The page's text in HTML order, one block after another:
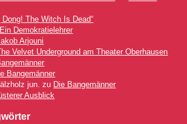
Dong! The Witch Is Dead“
Ein Demokratielehrer
Arjouni
Velvet Underground am Theater Oberhausen
Bangemänner
jun. zu Die Bangemänner
Ausblick